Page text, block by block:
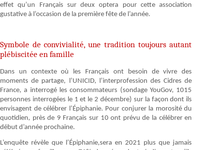
effet qu’un Français sur deux optera pour cette association
gustative à l’occasion de la première fête de l’année.
Symbole de convivialité, une tradition toujours autant
plébiscitée en famille
Dans un contexte où les Français ont besoin de vivre des
moments de partage, l’UNICID, l’interprofession des Cidres de
France, a interrogé les consommateurs (sondage YouGov, 1015
personnes interrogées le 1 et le 2 décembre) sur la façon dont ils
envisagent de célébrer l’Épiphanie. Pour conjurer la morosité du
quotidien, près de 9 Français sur 10 ont prévu de la célébrer en
début d’année prochaine.
L’enquête révèle que l’Épiphanie,sera en 2021 plus que jamais